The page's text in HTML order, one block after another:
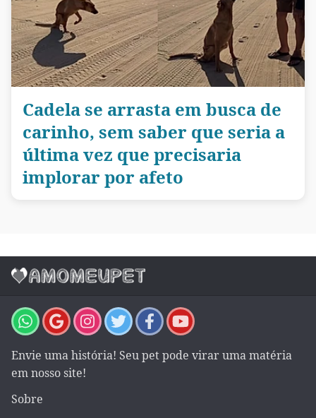
Cadela se arrasta em busca de
carinho, sem saber que seria a
última vez que precisaria
implorar por afeto
Envie uma história! Seu pet pode virar uma matéria
em nosso site!
Sobre